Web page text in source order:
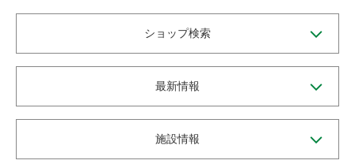
ショップ検索
最新情報
施設情報